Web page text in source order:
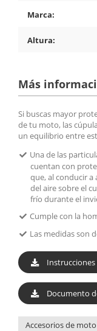
Marca:
Altura:
Más
Si buscas mayor
de tu moto, las
un equilibrio entre
Una de las
cuentan con
que, al conducir a
del aire sobre el
frío durante el
Cumple con la
Las medidas son
Documento
Accesorios de moto